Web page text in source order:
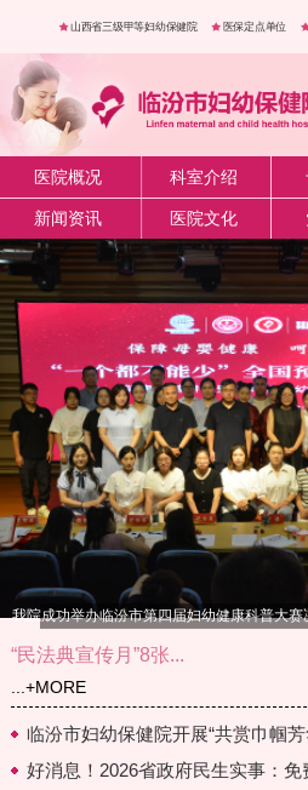
山西省三级甲等妇幼保健院 医保定点单位
医院概况 科室介绍
新闻资讯 医院文化
“民法典宣传月”8张...
+MORE
临汾市妇幼保健院开展“共赏巾帼
好消息！2026省政府民生实事：免